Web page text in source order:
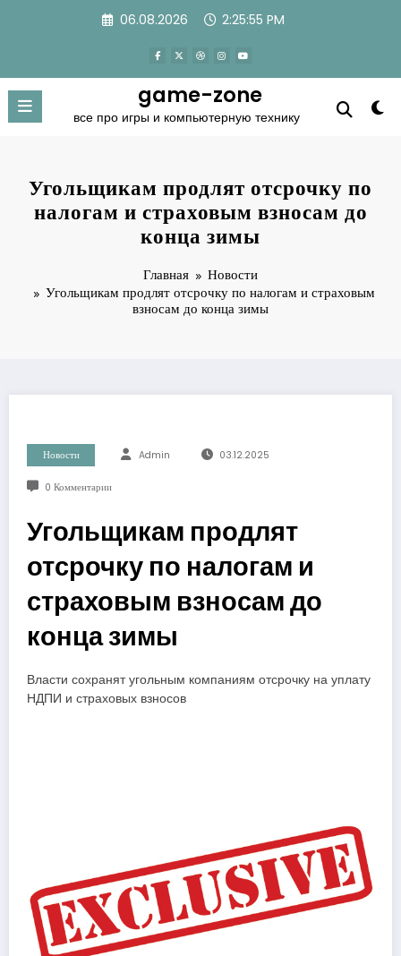
06.08.2026 2:25:55 PM
game-zone
все про игры и компьютерную технику
Угольщикам продлят отсрочку по
налогам и страховым взносам до
конца зимы
Главная
Новости
Угольщикам продлят отсрочку по налогам и страховым
взносам до конца зимы
Новости Admin 03.12.2025
0 Комментарии
Угольщикам продлят
отсрочку по налогам и
страховым взносам до
конца зимы
Власти сохранят угольным компаниям отсрочку на уплату
НДПИ и страховых взносов